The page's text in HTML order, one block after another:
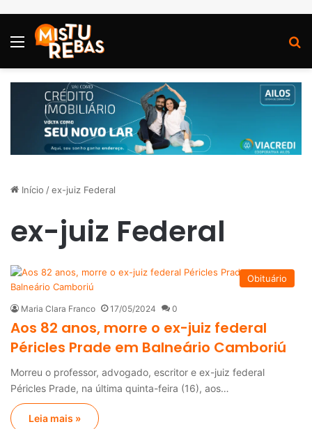
Menu
Início /ex-juiz Federal
ex-juiz Federal
Obituário
Maria Clara Franco 17/05/2024 0
Aos 82 anos, morre o ex-juiz federal
Péricles Prade em Balneário Camboriú
Morreu o professor, advogado, escritor e ex-juiz federal
Péricles Prade, na última quinta-feira (16), aos…
Leia mais »